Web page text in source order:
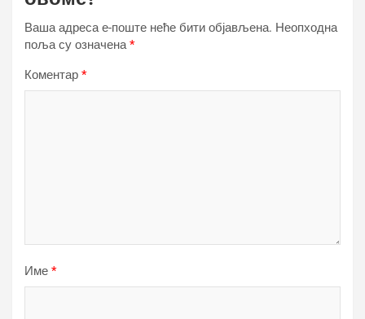
Ваша адреса е-поште неће бити објављена. Неопходна
поља су означена*
Коментар *
Име *